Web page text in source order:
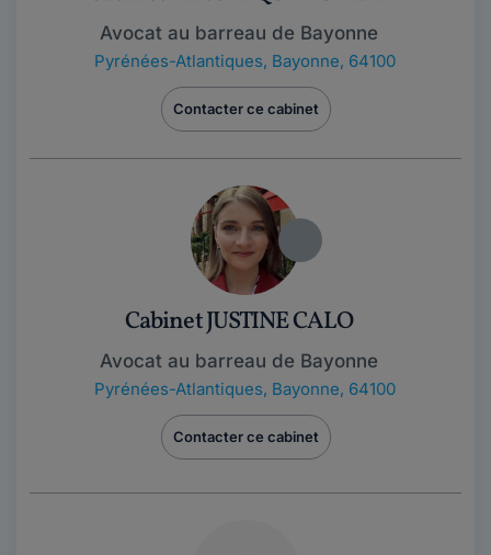
Avocat au barreau de Bayonne
Pyrénées-Atlantiques, Bayonne, 64100
Contacter ce cabinet
Cabinet JUSTINE CALO
Avocat au barreau de Bayonne
Pyrénées-Atlantiques, Bayonne, 64100
Contacter ce cabinet